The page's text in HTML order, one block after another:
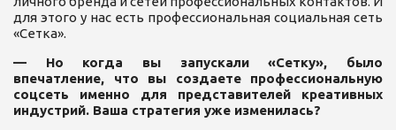
для этого у нас есть профессиональная социальная сеть
«Сетка».
— Но когда вы запускали «Сетку», было
впечатление, что вы создаете профессиональную
соцсеть именно для представителей креативных
индустрий. Ваша стратегия уже изменилась?